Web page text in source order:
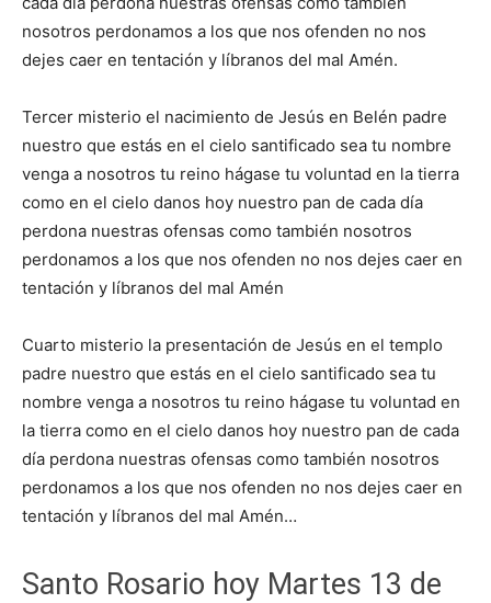
nosotros perdonamos a los que nos ofenden no nos
dejes caer en tentación y líbranos del mal Amén.
Tercer misterio el nacimiento de Jesús en Belén padre
nuestro que estás en el cielo santificado sea tu nombre
venga a nosotros tu reino hágase tu voluntad en la tierra
como en el cielo danos hoy nuestro pan de cada día
perdona nuestras ofensas como también nosotros
perdonamos a los que nos ofenden no nos dejes caer en
tentación y líbranos del mal Amén
Cuarto misterio la presentación de Jesús en el templo
padre nuestro que estás en el cielo santificado sea tu
nombre venga a nosotros tu reino hágase tu voluntad en
la tierra como en el cielo danos hoy nuestro pan de cada
día perdona nuestras ofensas como también nosotros
perdonamos a los que nos ofenden no nos dejes caer en
tentación y líbranos del mal Amén…
Santo Rosario hoy Martes 13 de